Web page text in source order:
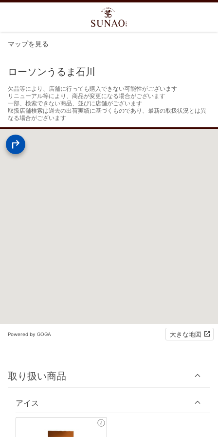
マップを見る
ローソンうるま石川
欠品等により、店舗に行っても購入できない可能性がございます
リニューアル等により、商品が変更になる場合がございます
一部、検索できない商品、並びに店舗がございます
取扱店舗検索は過去の出荷実績に基づくものであり、最新の取扱状況とは異
なる場合がございます
Powered by GOGA 大きな地図
取り扱い商品
アイス